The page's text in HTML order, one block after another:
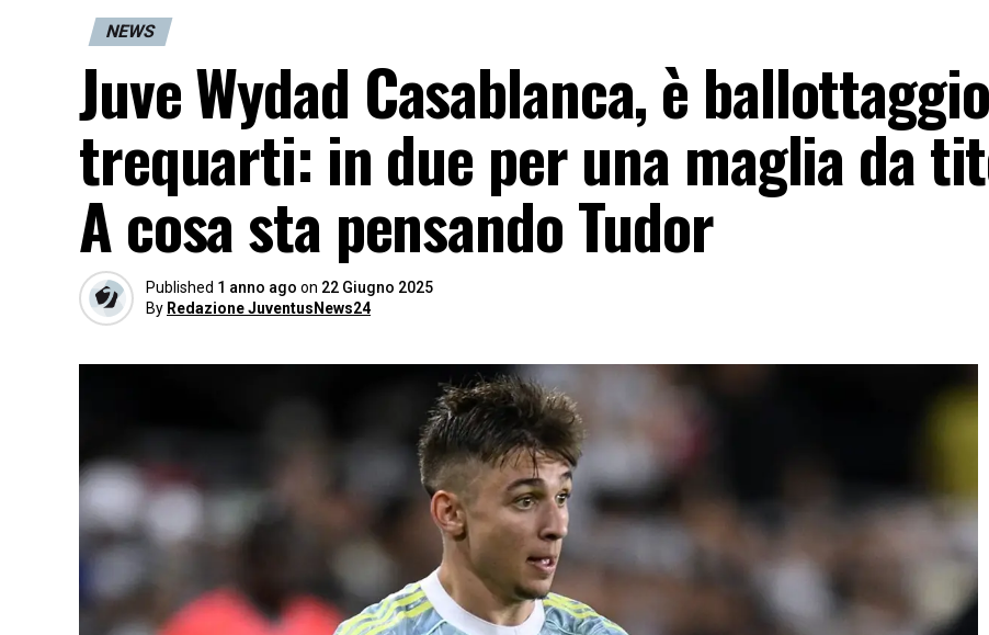
NEWS
Juve Wydad Casablanca, è
trequarti: in due per una maglia da
A cosa sta pensando Tudor
Published 1 anno ago on 22 Giugno 2025
By Redazione JuventusNews24